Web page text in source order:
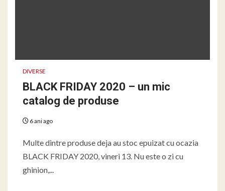
DIVERSE
BLACK FRIDAY 2020 – un mic
catalog de produse
6 ani ago
Multe dintre produse deja au stoc epuizat cu ocazia
BLACK FRIDAY 2020, vineri 13. Nu este o zi cu
ghinion,...